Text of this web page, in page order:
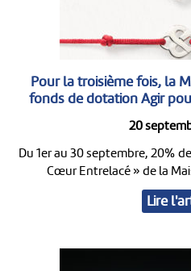
Pour la troisième fois, la
fonds de dotation Agir
20
Du 1er au 30 septembre, 20%
Cœur Entrelacé » de la
Lire